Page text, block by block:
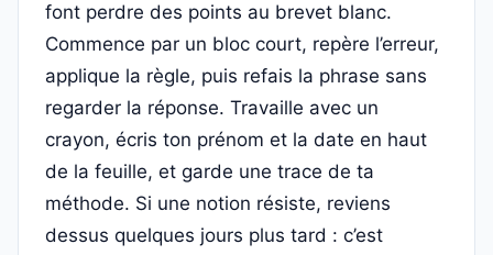
font perdre des points au brevet blanc.
Commence par un bloc court, repère l’erreur,
applique la règle, puis refais la phrase sans
regarder la réponse. Travaille avec un
crayon, écris ton prénom et la date en haut
de la feuille, et garde une trace de ta
méthode. Si une notion résiste, reviens
dessus quelques jours plus tard : c’est